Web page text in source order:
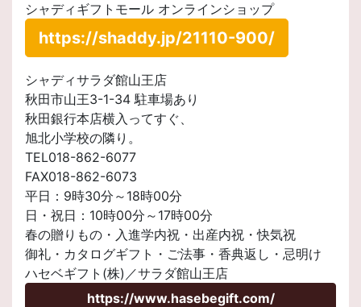
シャディギフトモール オンラインショップ
https://shaddy.jp/21110-900/
シャディサラダ館山王店
秋田市山王3-1-34 駐車場あり
秋田銀行本店横入ってすぐ、
旭北小学校の隣り。
TEL018-862-6077
FAX018-862-6073
平日：9時30分～18時00分
日・祝日：10時00分～17時00分
春の贈りもの・入進学内祝・出産内祝・快気祝
御礼・カタログギフト・ご法事・香典返し・忌明け
ハセベギフト(株)／サラダ館山王店
https://www.hasebegift.com/